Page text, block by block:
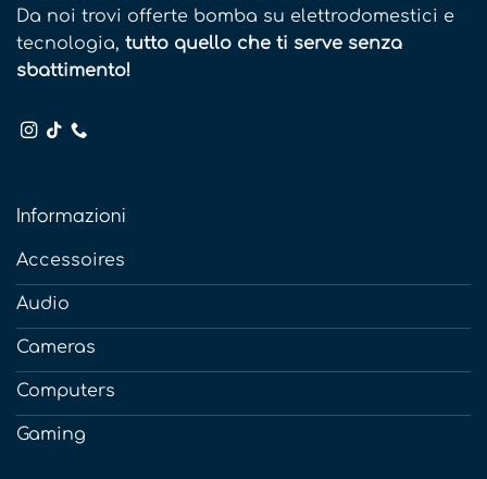
Da noi trovi offerte bomba su elettrodomestici e
tecnologia, tutto quello che ti serve senza
sbattimento!
Informazioni
Accessoires
Audio
Cameras
Computers
Gaming